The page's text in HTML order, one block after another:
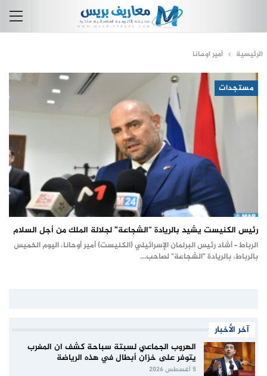
الرئيسية أمير اوحانا
مستجدات
رئيس الكنيست يشيد بالريادة “الشجاعة” لجلالة الملك من أجل السلام
الرباط - أشاد رئيس البرلمان الإسرائيلي (الكنيست) أمير أوحانا، اليوم الخميس
بالرباط، بالريادة "الشجاعة" لصاحب…
آخر الأخبار
الهروب الجماعي لسبتة سباحة كشف ان المغرب
يتوفر على خزان أبطال في هذه الرياضة
5 أغسطس 2026